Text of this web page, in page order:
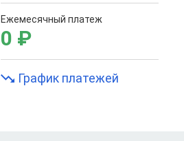
Ежемесячный платеж
0 ₽
График платежей